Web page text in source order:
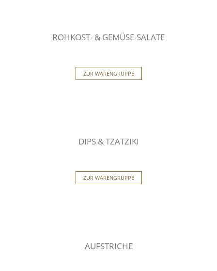
ROHKOST- & GEMÜSE-SALATE
ZUR WARENGRUPPE
DIPS & TZATZIKI
ZUR WARENGRUPPE
AUFSTRICHE